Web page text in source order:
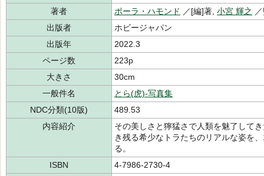
著者
ポーラ・ハモンド ／[編]著, 小宮 輝之
出版者
ホビージャパン
出版年
2022.3
ページ数
223p
大きさ
30cm
一般件名
とら(虎)-写真集
NDC分類(10版)
489.53
内容紹介
その美しさと獰猛さで人類を魅了して
き残る希少なトラたちのリアルな姿を
る。
ISBN
4-7986-2730-4